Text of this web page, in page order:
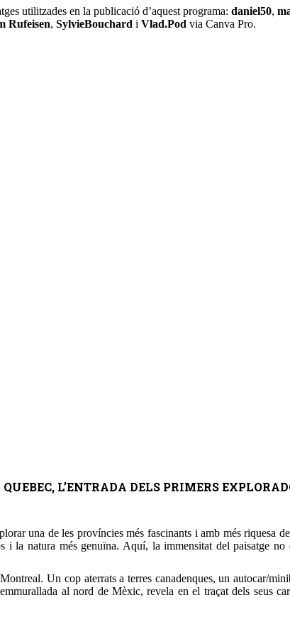
utilitzades en la publicació d’aquest programa: daniel50,
Rufeisen, SylvieBouchardi Vlad.Podvia Canva Pro.
L’ENTRADA DELS PRIMERS
una de les províncies més fascinants i amb més riquesa
la natura més genuïna. Aquí, la immensitat del paisatge no
Un cop aterrats a terres canadenques, un autocar/
al nord de Mèxic, revela en el traçat dels seus